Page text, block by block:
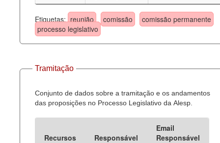
Etiquetas: reunião comissão
comissão permanente
processo legislativo
Tramitação
Conjunto de dados sobre a tramitação e os andamentos
das proposições no Processo Legislativo da Alesp.
Recursos Responsável
Email
Responsável